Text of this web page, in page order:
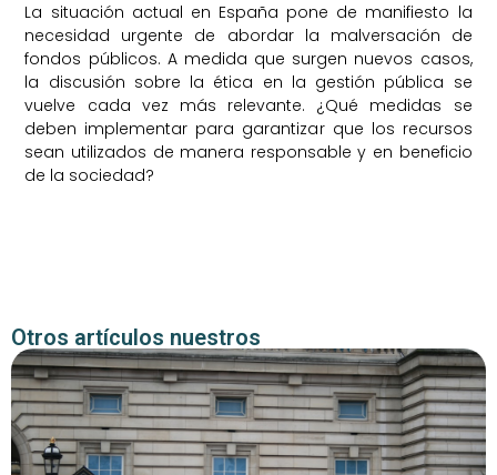
La situación actual en España pone de manifiesto la
necesidad urgente de abordar la malversación de
fondos públicos. A medida que surgen nuevos casos,
la discusión sobre la ética en la gestión pública se
vuelve cada vez más relevante. ¿Qué medidas se
deben implementar para garantizar que los recursos
sean utilizados de manera responsable y en beneficio
de la sociedad?
Otros artículos nuestros